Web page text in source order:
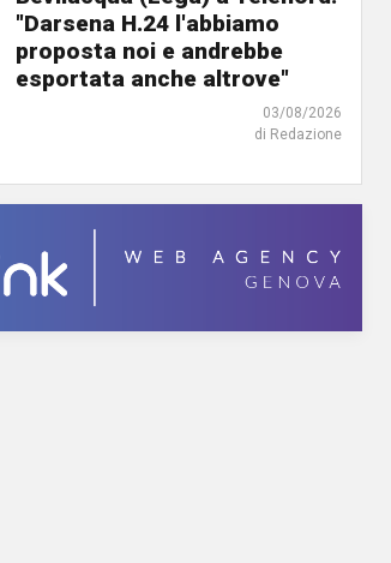
"Darsena H.24 l'abbiamo
proposta noi e andrebbe
esportata anche altrove"
03/08/2026
di Redazione